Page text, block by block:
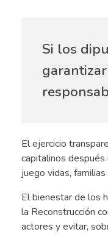
Si los
El ejercicio
capitalinos
juego vidas,
El bienestar de los
la Reconstrucción
actores y evitar,